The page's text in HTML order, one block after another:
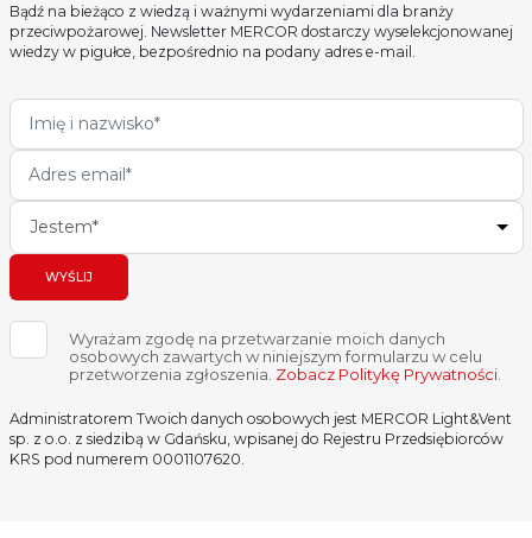
Bądź na bieżąco z wiedzą i ważnymi wydarzeniami dla branży
przeciwpożarowej. Newsletter MERCOR dostarczy wyselekcjonowanej
wiedzy w pigułce, bezpośrednio na podany adres e-mail.
Jestem*
WYŚLIJ
Wyrażam zgodę na przetwarzanie moich danych
osobowych zawartych w niniejszym formularzu w celu
przetworzenia zgłoszenia. Zobacz Politykę Prywatności.
Administratorem Twoich danych osobowych jest MERCOR Light&Vent
sp. z o.o. z siedzibą w Gdańsku, wpisanej do Rejestru Przedsiębiorców
KRS pod numerem 0001107620.